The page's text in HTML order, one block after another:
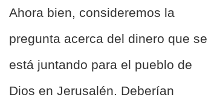
Ahora bien, consideremos la
pregunta acerca del dinero que se
está juntando para el pueblo de
Dios en Jerusalén. Deberían